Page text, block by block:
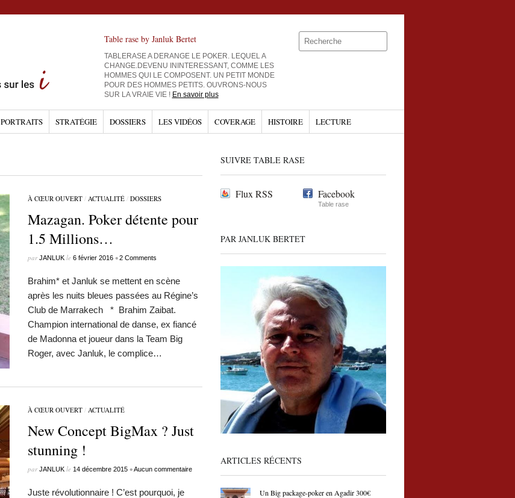
Table rase by Janluk Bertet
TABLERASE A DERANGE LE POKER. LEQUEL A
CHANGE.DEVENU ININTERESSANT, COMME LES
HOMMES QUI LE COMPOSENT. UN PETIT MONDE
POUR DES HOMMES PETITS. OUVRONS-NOUS
SUR LA VRAIE VIE ! En savoir plus
PORTRAITS STRATÉGIE DOSSIERS LES VIDÉOS COVERAGE HISTOIRE LECTURE
À CŒUR OUVERT/ ACTUALITÉ/ DOSSIERS
Mazagan. Poker détente pour
1.5 Millions…
parJANLUKle 6 février 2016 •2 Comments
Brahim* et Janluk se mettent en scène
après les nuits bleues passées au Régine’s
Club de Marrakech * Brahim Zaibat.
Champion international de danse, ex fiancé
de Madonna et joueur dans la Team Big
Roger, avec Janluk, le complice…
À CŒUR OUVERT/ ACTUALITÉ
New Concept BigMax ? Just
stunning !
parJANLUKle 14 décembre 2015 •Aucun commentaire
Juste révolutionnaire ! C’est pourquoi, je
SUIVRE TABLE RASE
Flux RSS Facebook
Table rase
PAR JANLUK BERTET
ARTICLES RÉCENTS
Un Big package-poker en Agadir 300€